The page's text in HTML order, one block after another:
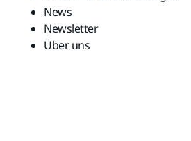
News
Newsletter
Über uns